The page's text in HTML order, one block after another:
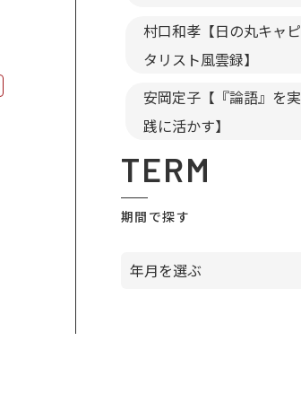
村口和孝【日の丸キャピ
タリスト風雲録】
安岡定子【『論語』を実
践に活かす】
TERM
期間で探す
年月を選ぶ